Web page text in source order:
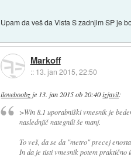
Upam da veš da Vista S zadnjim SP je
Markoff
:: 13. jan 2015, 22:50
iloveboobz je 13. jan 2015 ob 20:40 izjavil:
>Win 8.1 uporabniški vmesnik je
naslednjič nategnili še manj.
To veš, da se da "metro" precej
In da je tisti vmesnik potem praktično